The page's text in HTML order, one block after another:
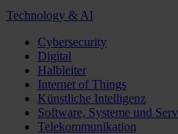
Technology & AI
Cybersecurity
Digital
Halbleiter
Internet of Things
Künstliche Intelligenz
Software, Systeme und
Telekommunikation